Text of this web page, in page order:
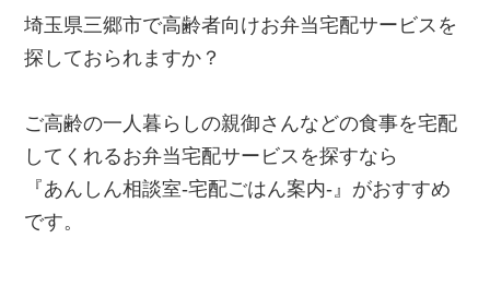
埼玉県三郷市で高齢者向けお弁当宅配サービスを
探しておられますか？
ご高齢の一人暮らしの親御さんなどの食事を宅配
してくれるお弁当宅配サービスを探すなら
『あんしん相談室‐宅配ごはん案内‐』がおすすめ
です。